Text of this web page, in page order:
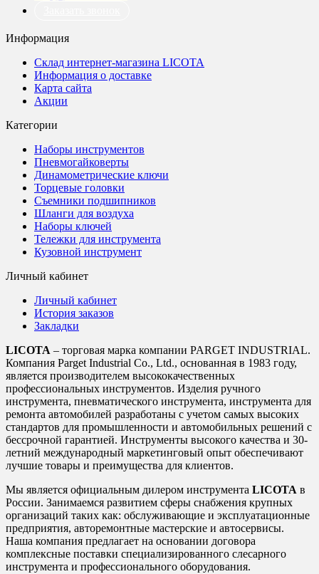
Информация
Склад интернет-магазина LICOTA
Информация о доставке
Карта сайта
Акции
Категории
Наборы инструментов
Пневмогайковерты
Динамометрические ключи
Торцевые головки
Съемники подшипников
Шланги для воздуха
Наборы ключей
Тележки для инструмента
Кузовной инструмент
Личный кабинет
Личный кабинет
История заказов
Закладки
LICOTA – торговая марка компании PARGET INDUSTRIAL.
Компания Parget Industrial Co., Ltd., основанная в 1983 году,
является производителем высококачественных
профессиональных инструментов. Изделия ручного
инструмента, пневматического инструмента, инструмента для
ремонта автомобилей разработаны с учетом самых высоких
стандартов для промышленности и автомобильных решений с
бессрочной гарантией. Инструменты высокого качества и 30-
летний международный маркетинговый опыт обеспечивают
лучшие товары и преимущества для клиентов.
Мы является официальным дилером инструмента LICOTA в
России. Занимаемся развитием сферы снабжения крупных
организаций таких как: обслуживающие и эксплуатационные
предприятия, авторемонтные мастерские и автосервисы.
Наша компания предлагает на основании договора
комплексные поставки специализированного слесарного
инструмента и профессионального оборудования.